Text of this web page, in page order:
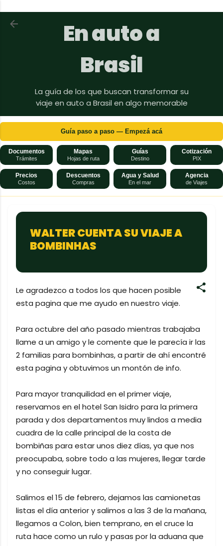
Ir al contenido principal
En auto a
Brasil
La guía de los que buscan transformar su
viaje en auto a Brasil en algo memorable
Guía paso a paso — Empezá acá
Documentos
Trámites
Mapas
Hojas de ruta
Guías
Destino
Cotización
PIX
Precios
Costos
Descuentos
Compras
Agua y Salud
En el mar
Agencia
de Viajes
WALTER CUENTA SU VIAJE A
BOMBINHAS
Le agradezco a todos los que hacen posible
esta pagina que me ayudo en nuestro viaje.
Para octubre del año pasado mientras trabajaba
llame a un amigo y le comente que le parecía ir las
2 familias para bombinhas, a partir de ahí encontré
esta pagina y obtuvimos un montón de info.
Para mayor tranquilidad en el primer viaje,
reservamos en el hotel San Isidro para la primera
parada y dos departamentos muy lindos a media
cuadra de la calle principal de la costa de
bombiñas para estar unos diez días, ya que nos
preocupaba, sobre todo a las mujeres, llegar tarde
y no conseguir lugar.
Salimos el 15 de febrero, dejamos las camionetas
listas el día anterior y salimos a las 3 de la mañana,
llegamos a Colon, bien temprano, en el cruce la
ruta hace como un rulo y pasas por la aduana que